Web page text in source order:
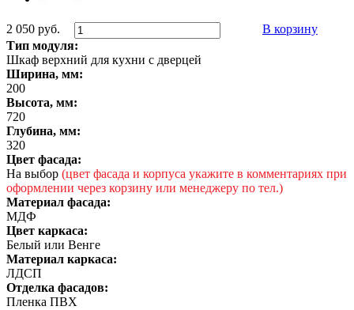
2 050 руб.
В корзину
Тип модуля:
Шкаф верхний для кухни с дверцей
Ширина, мм:
200
Высота, мм:
720
Глубина, мм:
320
Цвет фасада:
На выбор (цвет фасада и корпуса укажите в комментариях при
оформлении через корзину или менеджеру по тел.)
Материал фасада:
МДФ
Цвет каркаса:
Белый или Венге
Материал каркаса:
ЛДСП
Отделка фасадов:
Пленка ПВХ